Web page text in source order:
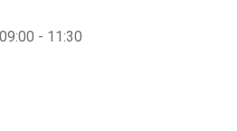
09:00 - 11:30